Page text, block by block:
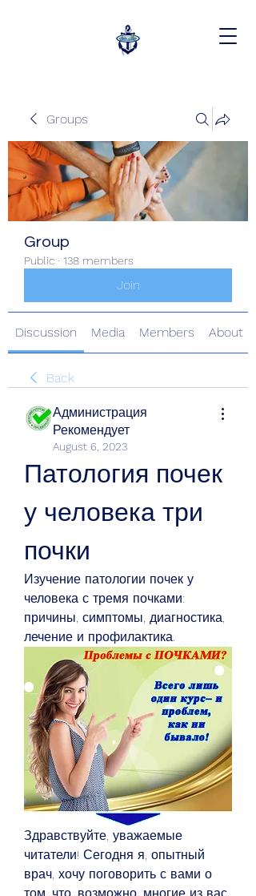
Groups
Group
Public · 138 members
Join
Discussion Media Members About
Back
Администрация
Рекомендует
August 6, 2023
Патология почек
у человека три
почки
Изучение патологии почек у
человека с тремя почками:
причины, симптомы, диагностика,
лечение и профилактика.
Здравствуйте, уважаемые
читатели! Сегодня я, опытный
врач, хочу поговорить с вами о
том, что, возможно, многие из вас